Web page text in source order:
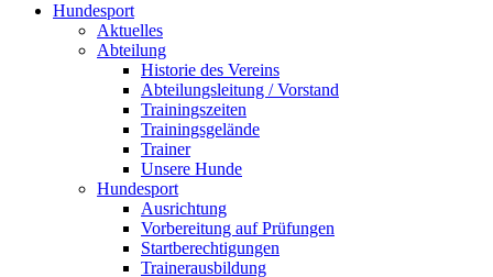
Hundesport
Aktuelles
Abteilung
Historie des Vereins
Abteilungsleitung / Vorstand
Trainingszeiten
Trainingsgelände
Trainer
Unsere Hunde
Hundesport
Ausrichtung
Vorbereitung auf Prüfungen
Startberechtigungen
Trainerausbildung